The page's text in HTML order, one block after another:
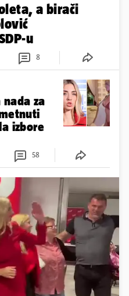
a birači
u
8
nada za
izbore
58